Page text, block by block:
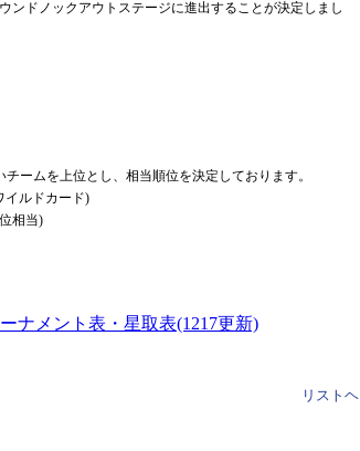
ンドノックアウトステージに進出することが決定しまし
ームを上位とし、相当順位を決定しております。
イルドカード)
相当)
ナメント表・星取表(1217更新)
リストヘ